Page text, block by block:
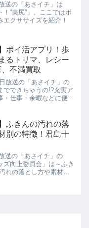
送の「あさイチ」は
！“美尻”」。ここではボ
エクササイズを紹介！
ポイ活アプリ！歩
るトリマ、レシー
、不満買取
放送の「あさイチ」の
でできちゃうの!?充実ア
・仕事・余暇などに便利
ふきんの汚れの落
別の特徴！君島十
送の「あさイチ」の
ズ向上委員会」は～ふき
れの落とし方や素材別